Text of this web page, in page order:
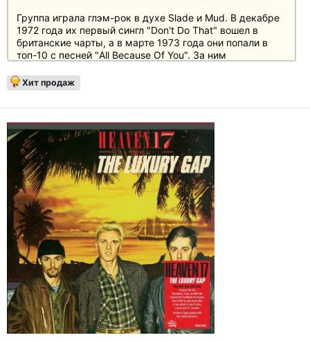
Группа играла глэм-рок в духе Slade и Mud. В декабре
1972 года их первый сингл "Don't Do That" вошел в
британские чарты, а в марте 1973 года они попали в
топ-10 с песней "All Because Of You". За ним
Woman". джонсон покинул группу в 1976 году. Альбом
"No Good Woman", выпущенный в 1978 году, содержит
Теперь Demon выпускает все четыре альбома Geordie с
Брайаном Джонсоном в виде высококачественных
переизданий на 180-граммовом виниле в белом,
серебряном, розовом и оранжевом цветах.
Хит продаж